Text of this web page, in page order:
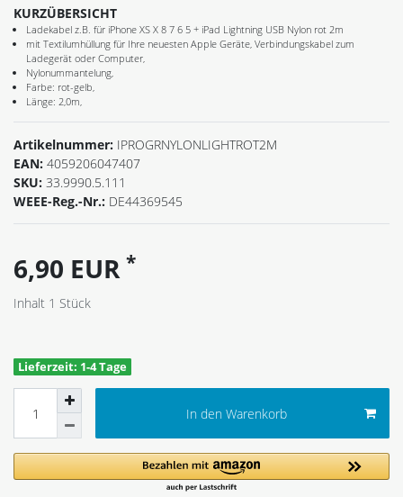
KURZÜBERSICHT
Ladekabel z.B. für iPhone XS X 8 7 6 5 + iPad Lightning USB Nylon rot 2m
mit Textilumhüllung für Ihre neuesten Apple Geräte, Verbindungskabel zum
Ladegerät oder Computer,
Nylonummantelung,
Farbe: rot-gelb,
Länge: 2,0m,
Artikelnummer: IPROGRNYLONLIGHTROT2M
EAN: 4059206047407
SKU: 33.9990.5.111
WEEE-Reg.-Nr.: DE44369545
6,90 EUR *
Inhalt 1 Stück
Lieferzeit: 1-4 Tage
In den Warenkorb